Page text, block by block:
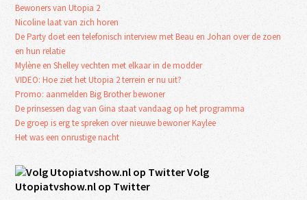
Bewoners van Utopia 2
Nicoline laat van zich horen
De Party doet een telefonisch interview met Beau en Johan over de zoen
en hun relatie
Mylène en Shelley vechten met elkaar in de modder
VIDEO: Hoe ziet het Utopia 2 terrein er nu uit?
Promo: aanmelden Big Brother bewoner
De prinsessen dag van Gina staat vandaag op het programma
De groep is erg te spreken over nieuwe bewoner Kaylee
Het was een onrustige nacht
Volg
Utopiatvshow.nl op Twitter